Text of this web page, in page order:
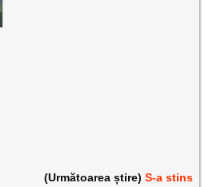
(Următoarea știre) S-a stins